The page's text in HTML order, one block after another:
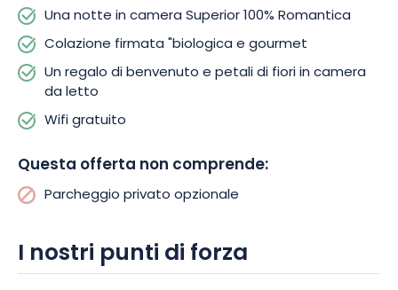
Una notte in camera Superior 100% Romantica
Colazione firmata "biologica e gourmet
Un regalo di benvenuto e petali di fiori in camera
da letto
Wifi gratuito
Questa offerta non comprende:
Parcheggio privato opzionale
I nostri punti di forza